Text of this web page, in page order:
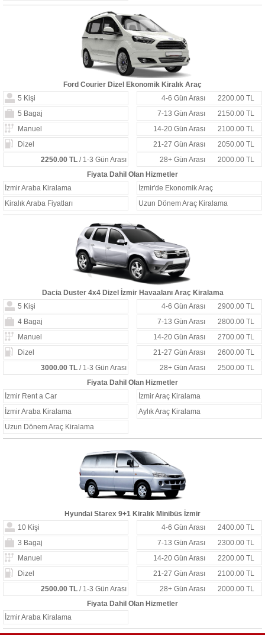
Ford Courier Dizel Ekonomik Kiralık Araç
5 Kişi
4-6 Gün Arası
2200.00 TL
5 Bagaj
7-13 Gün Arası
2150.00 TL
Manuel
14-20 Gün Arası
2100.00 TL
Dizel
21-27 Gün Arası
2050.00 TL
2250.00 TL/ 1-3 Gün Arası 28+ Gün Arası
2000.00 TL
Fiyata Dahil Olan Hizmetler
İzmir Araba Kiralama
İzmir'de Ekonomik Araç
Kiralık Araba Fiyatları
Uzun Dönem Araç Kiralama
Dacia Duster 4x4 Dizel İzmir Havaalanı Araç Kiralama
5 Kişi
4-6 Gün Arası
2900.00 TL
4 Bagaj
7-13 Gün Arası
2800.00 TL
Manuel
14-20 Gün Arası
2700.00 TL
Dizel
21-27 Gün Arası
2600.00 TL
3000.00 TL/ 1-3 Gün Arası 28+ Gün Arası
2500.00 TL
Fiyata Dahil Olan Hizmetler
İzmir Rent a Car
İzmir Araç Kiralama
İzmir Araba Kiralama
Aylık Araç Kiralama
Uzun Dönem Araç Kiralama
Hyundai Starex 9+1 Kiralık Minibüs İzmir
10 Kişi
4-6 Gün Arası
2400.00 TL
3 Bagaj
7-13 Gün Arası
2300.00 TL
Manuel
14-20 Gün Arası
2200.00 TL
Dizel
21-27 Gün Arası
2100.00 TL
2500.00 TL/ 1-3 Gün Arası 28+ Gün Arası
2000.00 TL
Fiyata Dahil Olan Hizmetler
İzmir Araba Kiralama